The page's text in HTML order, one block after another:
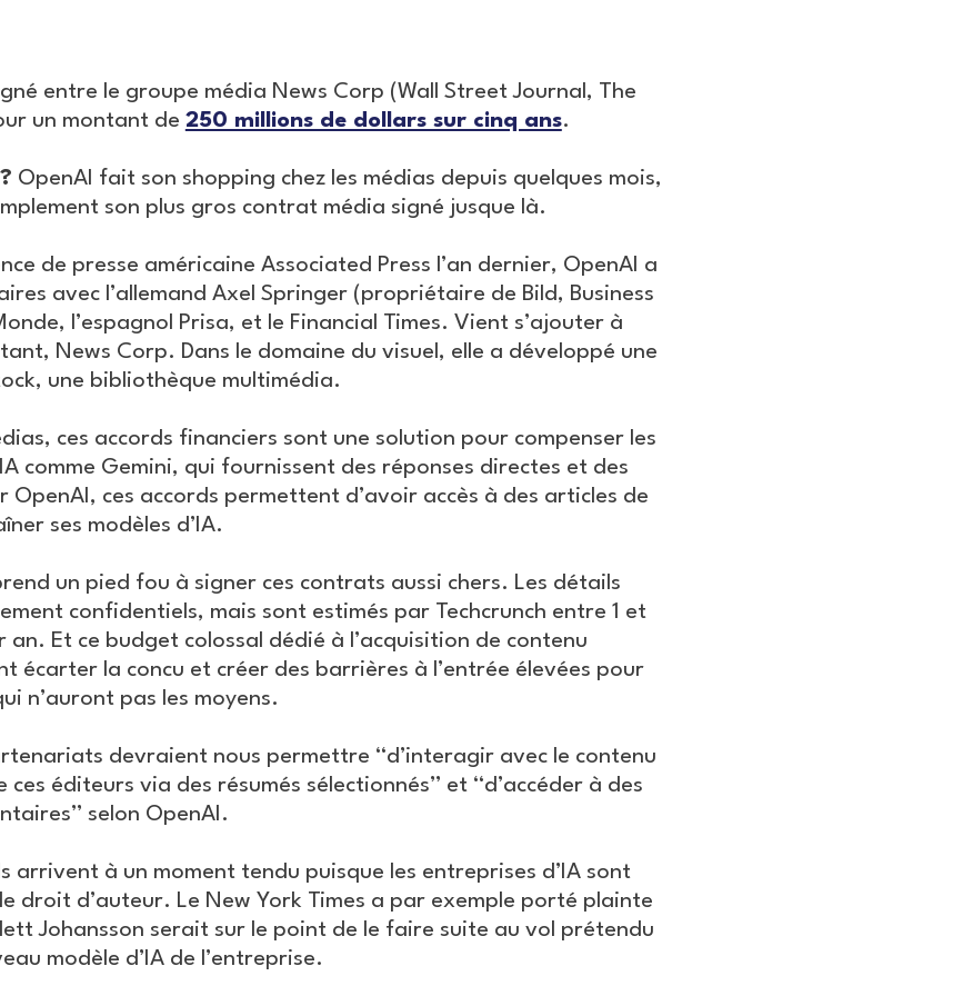
entre le groupe média News Corp (Wall Street Journal, The
un montant de 250 millions de dollars sur cinq ans.
OpenAI fait son shopping chez les médias depuis quelques mois,
son plus gros contrat média signé jusque là.
de presse américaine Associated Press l’an dernier, OpenAI a
avec l’allemand Axel Springer (propriétaire de Bild, Business
l’espagnol Prisa, et le Financial Times. Vient s’ajouter à
News Corp. Dans le domaine du visuel, elle a développé une
une bibliothèque multimédia.
ces accords financiers sont une solution pour compenser les
comme Gemini, qui fournissent des réponses directes et des
OpenAI, ces accords permettent d’avoir accès à des articles de
ses modèles d’IA.
un pied fou à signer ces contrats aussi chers. Les détails
confidentiels, mais sont estimés par Techcrunch entre 1 et
an. Et ce budget colossal dédié à l’acquisition de contenu
écarter la concu et créer des barrières à l’entrée élevées pour
n’auront pas les moyens.
devraient nous permettre “d’interagir avec le contenu
éditeurs via des résumés sélectionnés” et “d’accéder à des
selon OpenAI.
arrivent à un moment tendu puisque les entreprises d’IA sont
droit d’auteur. Le New York Times a par exemple porté plainte
Johansson serait sur le point de le faire suite au vol prétendu
modèle d’IA de l’entreprise.